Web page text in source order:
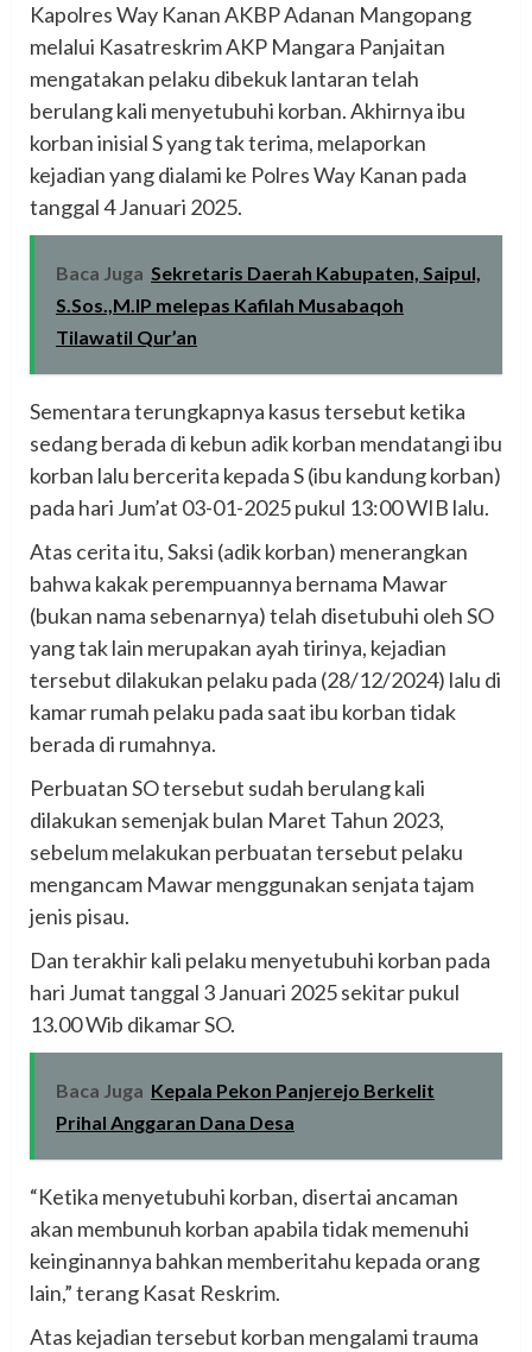
Kapolres Way Kanan AKBP Adanan Mangopang
melalui Kasatreskrim AKP Mangara Panjaitan
mengatakan pelaku dibekuk lantaran telah
berulang kali menyetubuhi korban. Akhirnya ibu
korban inisial S yang tak terima, melaporkan
kejadian yang dialami ke Polres Way Kanan pada
tanggal 4 Januari 2025.
Baca Juga Sekretaris Daerah Kabupaten, Saipul,
S.Sos.,M.IP melepas Kafilah Musabaqoh
Tilawatil Qur’an
Sementara terungkapnya kasus tersebut ketika
sedang berada di kebun adik korban mendatangi ibu
korban lalu bercerita kepada S (ibu kandung korban)
pada hari Jum’at 03-01-2025 pukul 13:00 WIB lalu.
Atas cerita itu, Saksi (adik korban) menerangkan
bahwa kakak perempuannya bernama Mawar
(bukan nama sebenarnya) telah disetubuhi oleh SO
yang tak lain merupakan ayah tirinya, kejadian
tersebut dilakukan pelaku pada (28/12/2024) lalu di
kamar rumah pelaku pada saat ibu korban tidak
berada di rumahnya.
Perbuatan SO tersebut sudah berulang kali
dilakukan semenjak bulan Maret Tahun 2023,
sebelum melakukan perbuatan tersebut pelaku
mengancam Mawar menggunakan senjata tajam
jenis pisau.
Dan terakhir kali pelaku menyetubuhi korban pada
hari Jumat tanggal 3 Januari 2025 sekitar pukul
13.00 Wib dikamar SO.
Baca Juga Kepala Pekon Panjerejo Berkelit
Prihal Anggaran Dana Desa
“Ketika menyetubuhi korban, disertai ancaman
akan membunuh korban apabila tidak memenuhi
keinginannya bahkan memberitahu kepada orang
lain,” terang Kasat Reskrim.
Atas kejadian tersebut korban mengalami trauma